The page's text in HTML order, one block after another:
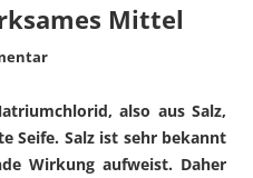
Mittel
also aus Salz,
Seife. Salz ist sehr bekannt
Wirkung aufweist. Daher